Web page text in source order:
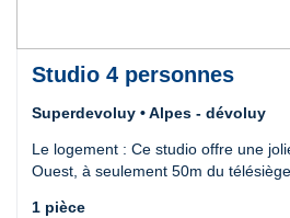
Studio 4 personnes
Superdevoluy • Alpes - dévoluy
Le logement : Ce studio offre une
Ouest, à seulement 50m du
1 pièce